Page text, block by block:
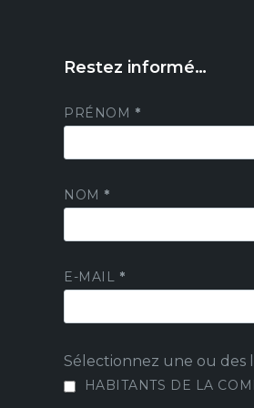
Restez informé…
PRÉNOM *
NOM *
E-MAIL *
Sélectionnez une ou des
HABITANTS DE LA